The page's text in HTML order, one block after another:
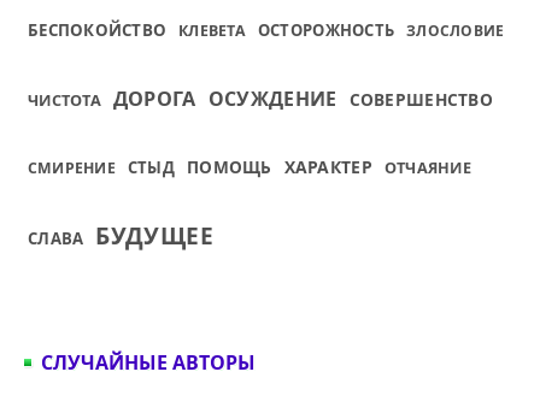
БЕСПОКОЙСТВО КЛЕВЕТА ОСТОРОЖНОСТЬ ЗЛОСЛОВИЕ
ЧИСТОТА ДОРОГА ОСУЖДЕНИЕ СОВЕРШЕНСТВО
СМИРЕНИЕ СТЫД ПОМОЩЬ ХАРАКТЕР ОТЧАЯНИЕ
СЛАВА БУДУЩЕЕ
СЛУЧАЙНЫЕ АВТОРЫ